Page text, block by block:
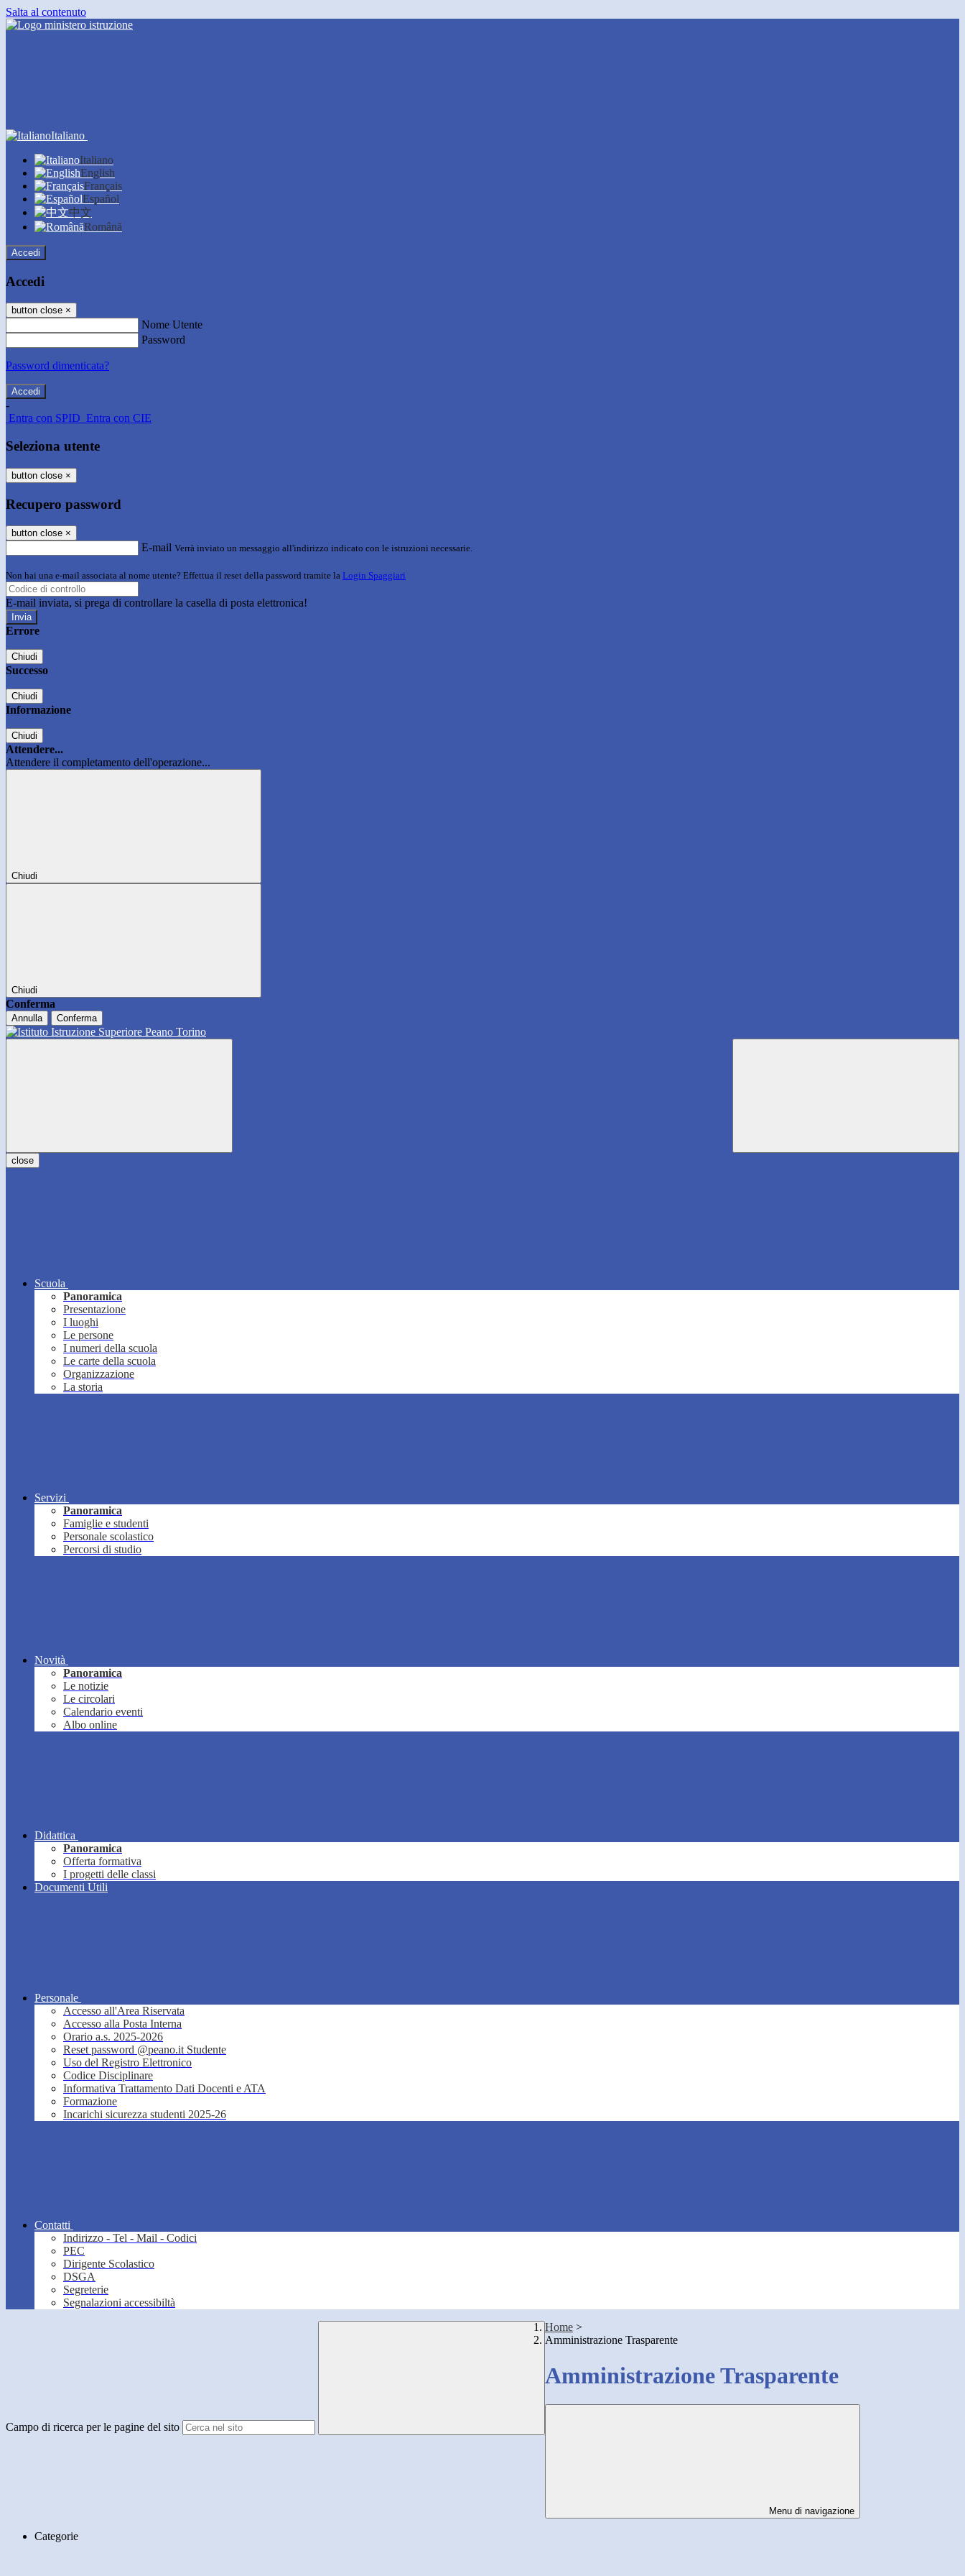
Salta al contenuto
Italiano
Italiano
English
Français
Español
中文
Română
Accedi
Accedi
button close ×
Nome Utente
Password
Password dimenticata?
-
Entra con SPID Entra con CIE
Seleziona utente
button close ×
Recupero password
button close ×
E-mail Verrà inviato un messaggio all'indirizzo indicato con le istruzioni necessarie.
Non hai una e-mail associata al nome utente? Effettua il reset della password tramite la Login Spaggiari
E-mail inviata, si prega di controllare la casella di posta elettronica!
Errore
Chiudi
Successo
Chiudi
Informazione
Chiudi
Attendere...
Attendere il completamento dell'operazione...
Chiudi
Chiudi
Conferma
Annulla Conferma
close
Scuola
Panoramica
Presentazione
I luoghi
Le persone
I numeri della scuola
Le carte della scuola
Organizzazione
La storia
Servizi
Panoramica
Famiglie e studenti
Personale scolastico
Percorsi di studio
Novità
Panoramica
Le notizie
Le circolari
Calendario eventi
Albo online
Didattica
Panoramica
Offerta formativa
I progetti delle classi
Documenti Utili
Personale
Accesso all'Area Riservata
Accesso alla Posta Interna
Orario a.s. 2025-2026
Reset password @peano.it Studente
Uso del Registro Elettronico
Codice Disciplinare
Informativa Trattamento Dati Docenti e ATA
Formazione
Incarichi sicurezza studenti 2025-26
Contatti
Indirizzo - Tel - Mail - Codici
PEC
Dirigente Scolastico
DSGA
Segreterie
Segnalazioni accessibiltà
Campo di ricerca per le pagine del sito
Home >
Amministrazione Trasparente
Amministrazione Trasparente
Menu di navigazione
Categorie